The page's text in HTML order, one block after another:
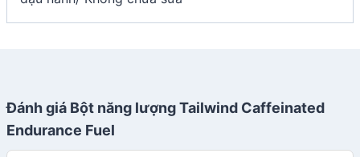
Đánh giá Bột năng lượng Tailwind Caffeinated
Endurance Fuel